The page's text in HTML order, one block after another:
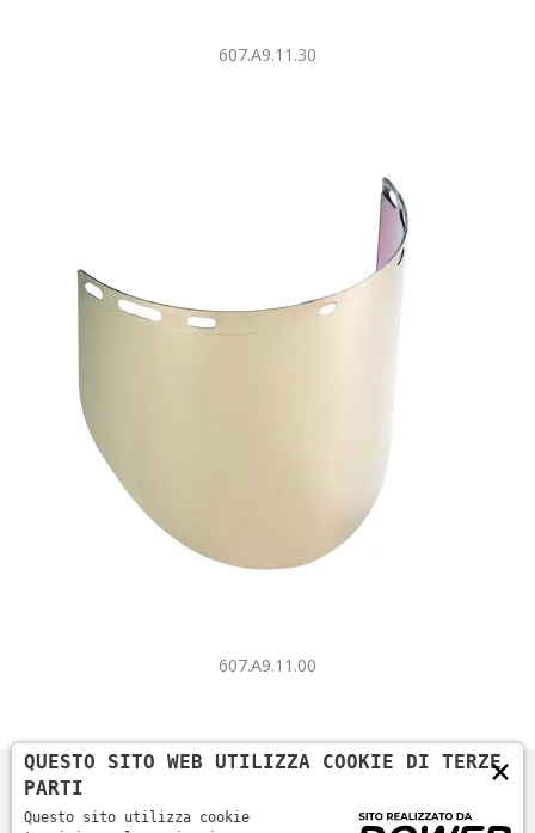
607.A9.11.30
607.A9.11.00
×
QUESTO SITO WEB UTILIZZA COOKIE DI TERZE
PARTI
Questo sito utilizza cookie